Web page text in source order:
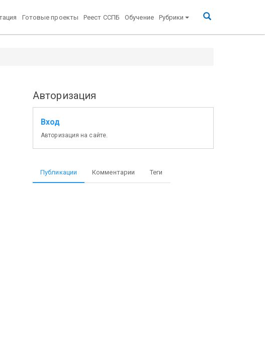
Готовые проекты Реест ССПБ Обучение Рубрики
Авторизация
Вход
Авторизация на сайте.
Публикации Комментарии Теги